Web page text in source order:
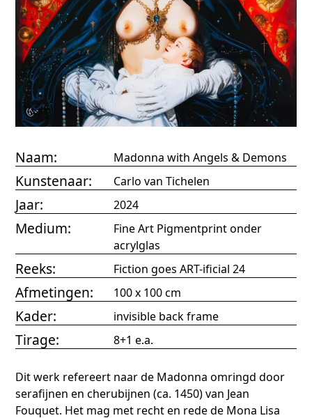
Naam: Madonna with Angels & Demons
Kunstenaar: Carlo van Tichelen
Jaar: 2024
Medium:
Fine Art Pigmentprint onder
acrylglas
Reeks: Fiction goes ART-ificial 24
Afmetingen: 100 x 100 cm
Kader: invisible back frame
Tirage: 8+1 e.a.
Dit werk refereert naar de Madonna omringd door
serafijnen en cherubijnen (ca. 1450) van Jean
Fouquet. Het mag met recht en rede de Mona Lisa